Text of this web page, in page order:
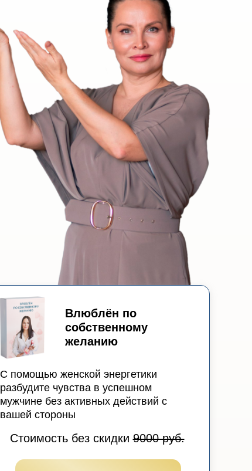
Влюблён по
собственному
желанию
С помощью женской энергетики
разбудите чувства в успешном
мужчине без активных действий с
вашей стороны
Стоимость без скидки9000 руб.